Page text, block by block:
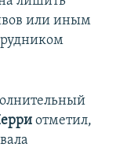
или иным
отметил,